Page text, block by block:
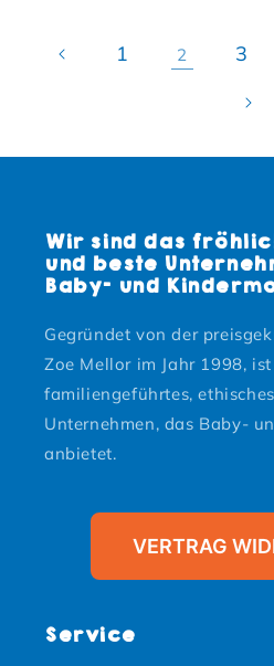
1 2 3
Wir sind das
und beste
Baby- und
Gegründet von der
Zoe Mellor im Jahr 1998,
familiengeführtes,
Unternehmen, das Baby-
anbietet.
VERTRAG
Service